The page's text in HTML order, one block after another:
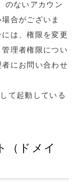
のないアカウン
合がございま
は、権限を変更
理者権限につい
にお問い合わせ
て起動している
（ドメイ